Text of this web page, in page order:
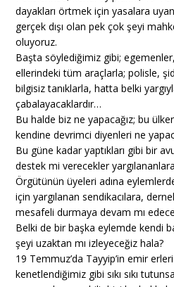
dayakları örtmek için yasalara
gerçek dışı olan pek çok şeyi
oluyoruz.
Başta söylediğimiz gibi; egemenler,
ellerindeki tüm araçlarla; polisle,
bilgisiz tanıklarla, hatta belki
çabalayacaklardır…
Bu halde biz ne yapacağız; bu
kendine devrimci diyenleri ne
Bu güne kadar yaptıkları gibi bir
destek mi verecekler
Örgütünün üyeleri adına
için yargılanan sendikacılara,
mesafeli durmaya devam mı
Belki de bir başka eylemde kendi
şeyi uzaktan mı izleyeceğiz hala?
19 Temmuz’da Tayyip’in emir
kenetlendiğimiz gibi sıkı sıkı